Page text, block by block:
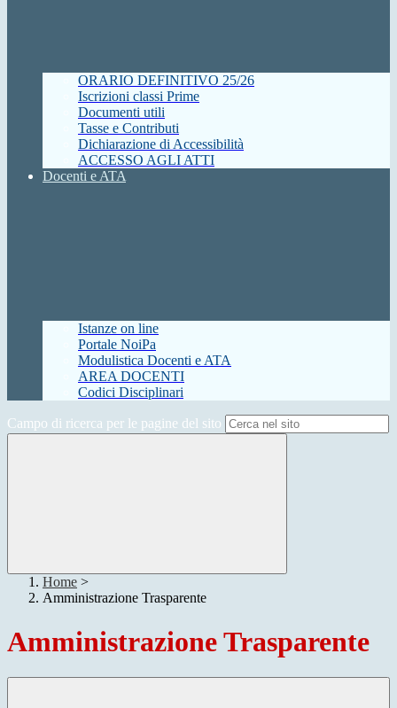
ORARIO DEFINITIVO 25/26
Iscrizioni classi Prime
Documenti utili
Tasse e Contributi
Dichiarazione di Accessibilità
ACCESSO AGLI ATTI
Docenti e ATA
Istanze on line
Portale NoiPa
Modulistica Docenti e ATA
AREA DOCENTI
Codici Disciplinari
Campo di ricerca per le pagine del sito
Home >
Amministrazione Trasparente
Amministrazione Trasparente